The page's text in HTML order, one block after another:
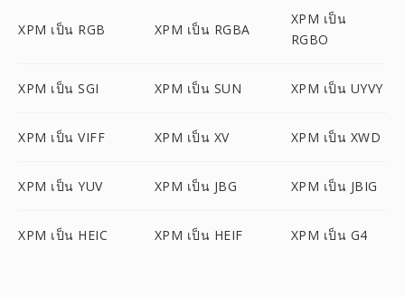
XPM เป็น RGB XPM เป็น RGBA
XPM เป็น
RGBO
XPM เป็น SGI XPM เป็น SUN XPM เป็น UYVY
XPM เป็น VIFF XPM เป็น XV XPM เป็น XWD
XPM เป็น YUV XPM เป็น JBG XPM เป็น JBIG
XPM เป็น HEIC XPM เป็น HEIF XPM เป็น G4